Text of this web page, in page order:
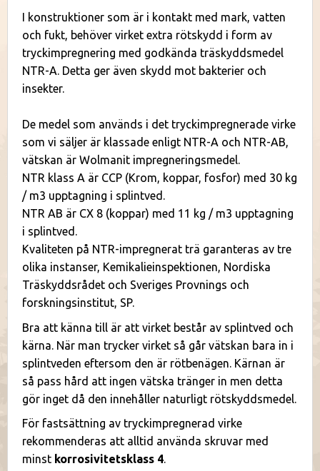
I konstruktioner som är i kontakt med mark, vatten
och fukt, behöver virket extra rötskydd i form av
tryckimpregnering med godkända träskyddsmedel
NTR-A. Detta ger även skydd mot bakterier och
insekter.
De medel som används i det tryckimpregnerade virke
som vi säljer är klassade enligt NTR-A och NTR-AB,
vätskan är Wolmanit impregneringsmedel.
NTR klass A är CCP (Krom, koppar, fosfor) med 30 kg
/ m3 upptagning i splintved.
NTR AB är CX 8 (koppar) med 11 kg / m3 upptagning
i splintved.
Kvaliteten på NTR-impregnerat trä garanteras av tre
olika instanser, Kemikalieinspektionen, Nordiska
Träskyddsrådet och Sveriges Provnings och
forskningsinstitut, SP.
Bra att känna till är att virket består av splintved och
kärna. När man trycker virket så går vätskan bara in i
splintveden eftersom den är rötbenägen. Kärnan är
så pass hård att ingen vätska tränger in men detta
gör inget då den innehåller naturligt rötskyddsmedel.
För fastsättning av tryckimpregnerad virke
rekommenderas att alltid använda skruvar med
minst korrosivitetsklass 4.